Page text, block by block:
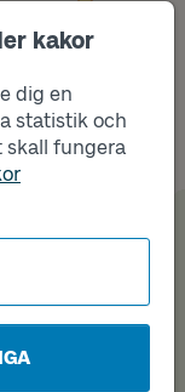
kakor
dig en
statistik och
skall fungera